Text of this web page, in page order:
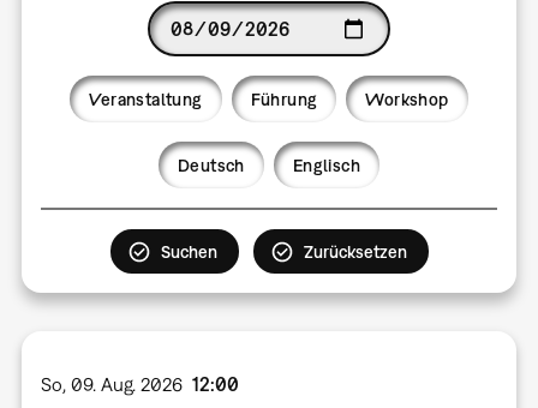
Veranstaltung Führung Workshop
Deutsch Englisch
So, 09. Aug. 2026 12:00